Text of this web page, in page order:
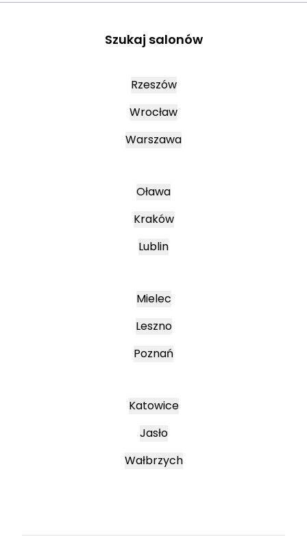
Szukaj salonów
Rzeszów
Wrocław
Warszawa
Oława
Kraków
Lublin
Mielec
Leszno
Poznań
Katowice
Jasło
Wałbrzych